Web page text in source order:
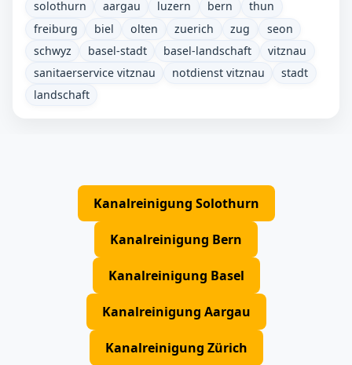
solothurn aargau luzern bern
thun
freiburg
biel olten zuerich zug
seon
schwyz
basel-stadt basel-landschaft
vitznau
sanitaerservice vitznau
notdienst vitznau
stadt
landschaft
Kanalreinigung Solothurn
Kanalreinigung Bern
Kanalreinigung Basel
Kanalreinigung Aargau
Kanalreinigung Zürich